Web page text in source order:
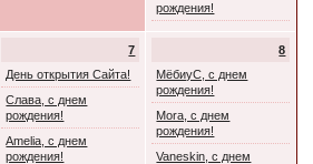
рождения!
7
День открытия Сайта!
Слава, с днем
рождения!
Amelia, с днем
рождения!
8
МёбиуС, с днем
рождения!
Mora, с днем
рождения!
Vaneskin, с днем